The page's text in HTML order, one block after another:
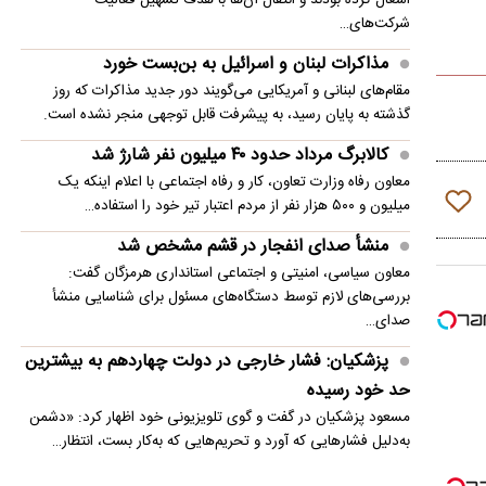
شرکت‌های…
مذاکرات لبنان و اسرائیل به بن‌بست خورد
مقام‌های لبنانی و آمریکایی می‌گویند دور جدید مذاکرات که روز
گذشته به پایان رسید، به پیشرفت قابل توجهی منجر نشده است.
کالابرگ مرداد حدود ۴۰‌ میلیون نفر شارژ شد
معاون رفاه وزارت تعاون، کار و رفاه اجتماعی با اعلام اینکه یک
میلیون و ۵۰۰ هزار نفر از مردم اعتبار تیر خود را استفاده…
منشأ صدای انفجار در قشم مشخص شد
معاون سیاسی، امنیتی و اجتماعی استانداری هرمزگان گفت:
بررسی‌های لازم توسط دستگاه‌های مسئول برای شناسایی منشأ
صدای…
پزشکیان: فشار خارجی در دولت چهاردهم به بیشترین
حد خود رسیده
مسعود پزشکیان در گفت و گوی تلویزیونی خود اظهار کرد: «دشمن
به‌دلیل فشارهایی که آورد و تحریم‌هایی که به‌کار بست، انتظار…